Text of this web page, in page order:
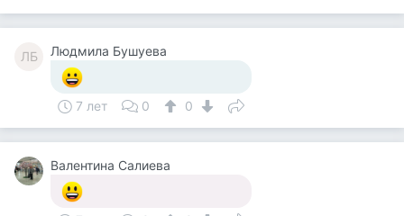
ЛБ Людмила Бушуева
7 лет 0 0
Валентина Салиева